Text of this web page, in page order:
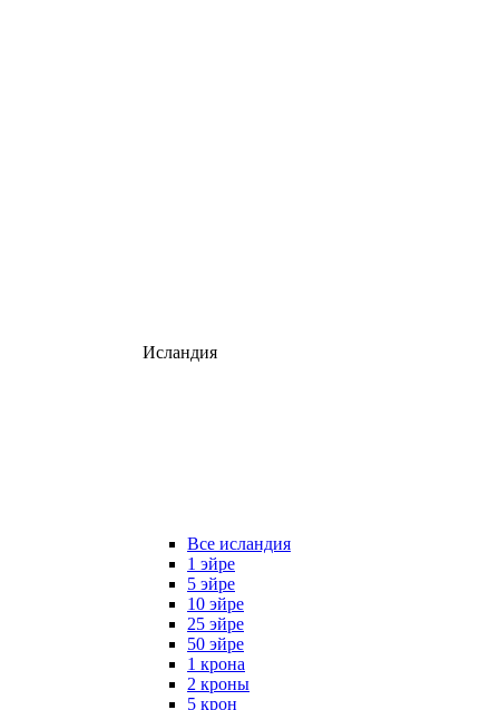
Исландия
Все исландия
1 эйре
5 эйре
10 эйре
25 эйре
50 эйре
1 крона
2 кроны
5 крон